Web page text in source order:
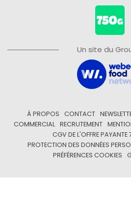
Un site du
À PROPOS CONTACT
COMMERCIAL
RECRUTEMENT
CGV DE L'OFFRE
PROTECTION DES DONNÉES
PRÉFÉRENCES COOKIES